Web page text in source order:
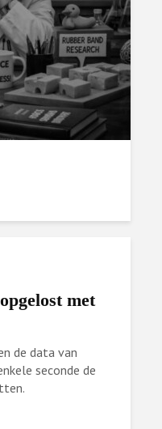
met
de data van
seconde de